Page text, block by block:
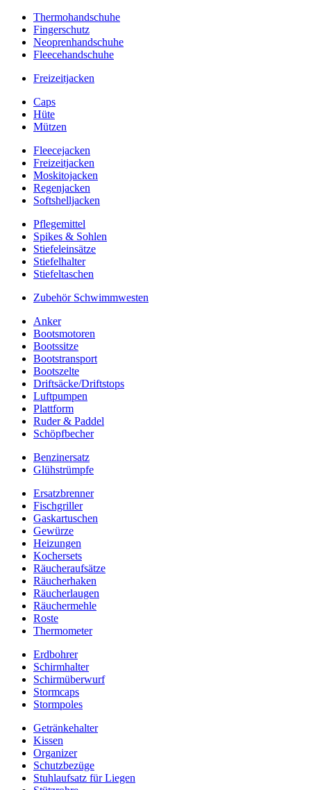
Thermohandschuhe
Fingerschutz
Neoprenhandschuhe
Fleecehandschuhe
Freizeitjacken
Caps
Hüte
Mützen
Fleecejacken
Freizeitjacken
Moskitojacken
Regenjacken
Softshelljacken
Pflegemittel
Spikes & Sohlen
Stiefeleinsätze
Stiefelhalter
Stiefeltaschen
Zubehör Schwimmwesten
Anker
Bootsmotoren
Bootssitze
Bootstransport
Bootszelte
Driftsäcke/Driftstops
Luftpumpen
Plattform
Ruder & Paddel
Schöpfbecher
Benzinersatz
Glühstrümpfe
Ersatzbrenner
Fischgriller
Gaskartuschen
Gewürze
Heizungen
Kochersets
Räucheraufsätze
Räucherhaken
Räucherlaugen
Räuchermehle
Roste
Thermometer
Erdbohrer
Schirmhalter
Schirmüberwurf
Stormcaps
Stormpoles
Getränkehalter
Kissen
Organizer
Schutzbezüge
Stuhlaufsatz für Liegen